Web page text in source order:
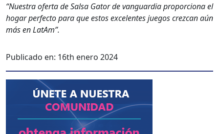
“Nues­tra ofer­ta de Sal­sa Gator de van­guardia pro­por­ciona el
hog­ar per­fec­to para que estos exce­lentes jue­gos crez­can aún
más en LatAm”.
Publicado en: 16th enero 2024